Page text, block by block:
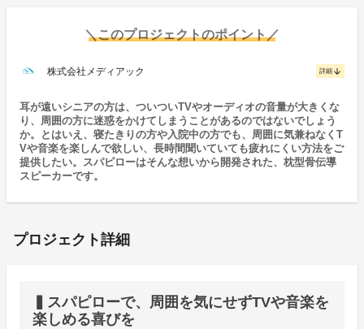
＼このプロジェクトのポイント／
株式会社メディアック 詳細 arrow_downward
耳が遠いシニアの方は、ついついTVやオーディオの音量が大きくな
り、周囲の方に迷惑をかけてしまうことがあるのではないでしょう
か。とはいえ、寝たきりの方や入院中の方でも、周囲に気兼ねなくT
Vや音楽を楽しんで欲しい、長時間聞いていても疲れにくい方法をご
提供したい。スパピローはそんな想いから開発された、枕型骨伝導
スピーカーです。
プロジェクト詳細
▍スパピローで、周囲を気にせずTVや音楽を
楽しめる喜びを